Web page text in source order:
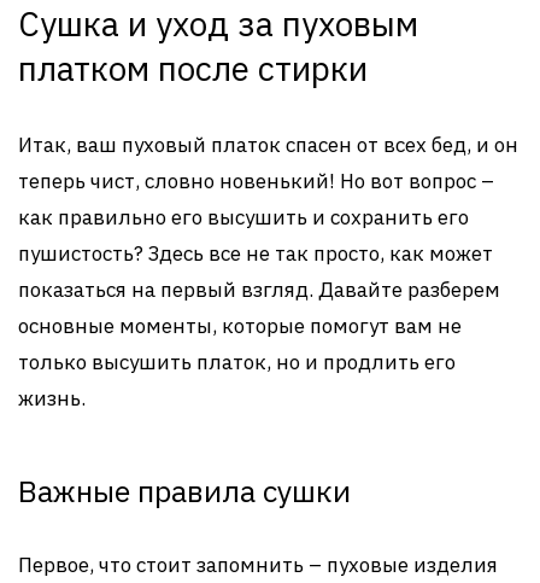
Сушка и уход за пуховым
платком после стирки
Итак, ваш пуховый платок спасен от всех бед, и он
теперь чист, словно новенький! Но вот вопрос –
как правильно его высушить и сохранить его
пушистость? Здесь все не так просто, как может
показаться на первый взгляд. Давайте разберем
основные моменты, которые помогут вам не
только высушить платок, но и продлить его
жизнь.
Важные правила сушки
Первое, что стоит запомнить – пуховые изделия